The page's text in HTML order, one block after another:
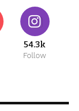
54.3k
Follow